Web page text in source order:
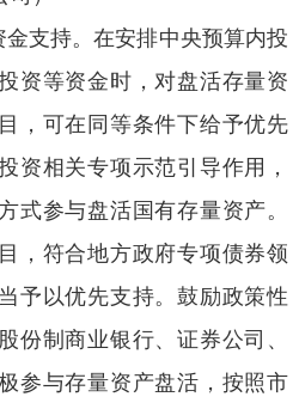
金支持。在安排中央预算内投
资等资金时，对盘活存量资
，可在同等条件下给予优先
资相关专项示范引导作用，
式参与盘活国有存量资产。
，符合地方政府专项债券领
予以优先支持。鼓励政策性
份制商业银行、证券公司、
参与存量资产盘活，按照市